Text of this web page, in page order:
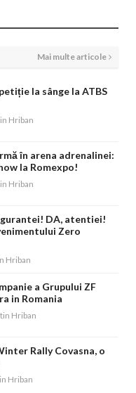
Mai multe articole
la sânge la ATBS
Hriban
în arena adrenalinei:
la Romexpo!
Hriban
DA, atentiei!
Zero
Hriban
a Grupului ZF
in Romania
Hriban
Rally Covasna, o
Hriban